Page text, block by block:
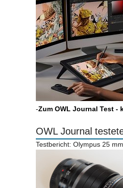
-Zum OWL Journal Test -
OWL Journal
Testbericht: Olympus 25